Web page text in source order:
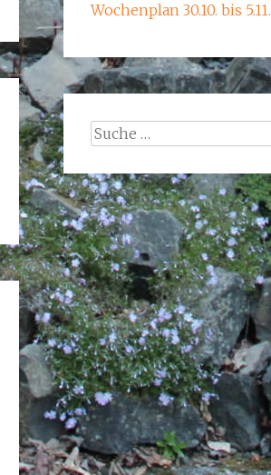
Wochenplan 30.10. bis 5.11.
Suche